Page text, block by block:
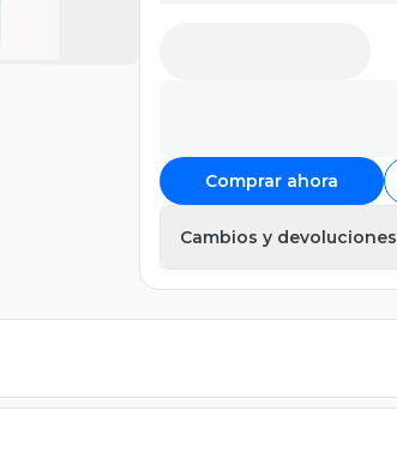
Comprar ahora
Cambios y devoluciones